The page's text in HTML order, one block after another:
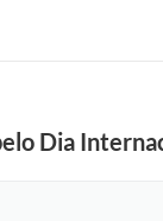
Dia